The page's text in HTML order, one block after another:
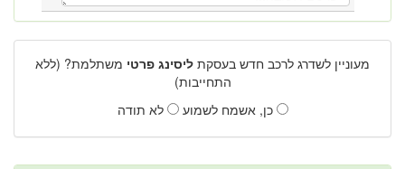
מעוניין לשדרג לרכב חדש בעסקת ליסינג פרטי משתלמת? (ללא
התחייבות)
כן, אשמח לשמוע
לא תודה